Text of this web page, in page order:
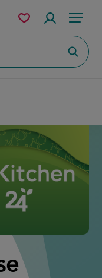
Menu
Mijn
bewaarde